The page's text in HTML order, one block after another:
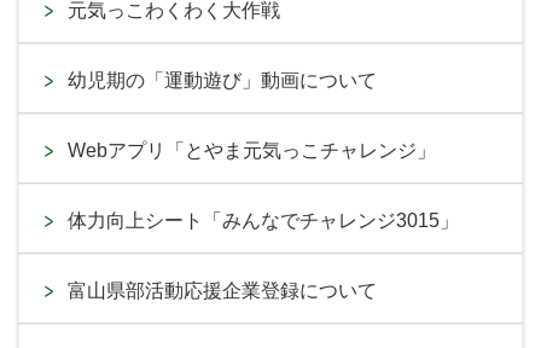
元気っこわくわく大作戦
幼児期の「運動遊び」動画について
Webアプリ「とやま元気っこチャレンジ」
体力向上シート「みんなでチャレンジ3015」
富山県部活動応援企業登録について